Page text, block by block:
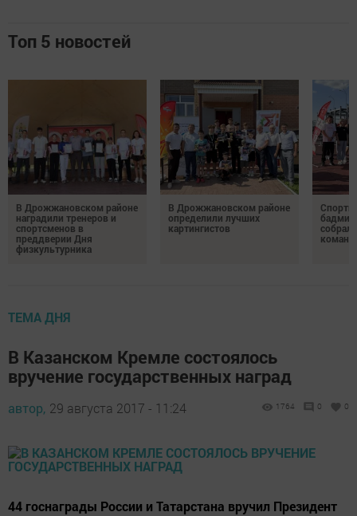
Топ 5 новостей
В Дрожжановском районе
наградили тренеров и
спортсменов в
преддверии Дня
физкультурника
В Дрожжановском районе
определили лучших
картингистов
ТЕМА ДНЯ
В Казанском Кремле состоялось
вручение государственных наград
автор, 29 августа 2017 - 11:24 1764 0 0
44 госнаграды России и Татарстана вручил Президент